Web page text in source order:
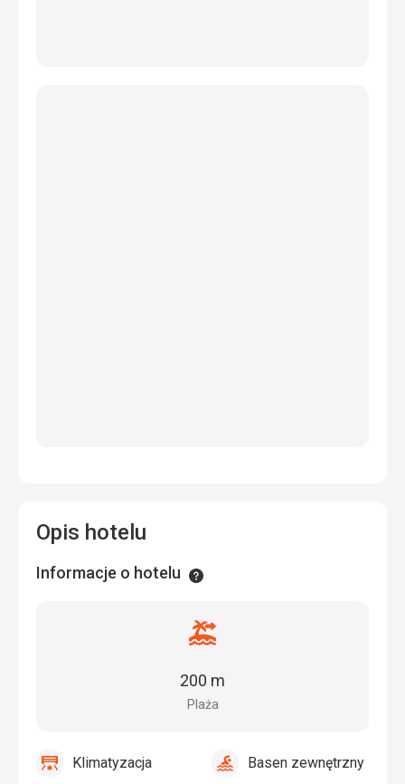
Opis hotelu
Informacje o hotelu Informacje
Odległość
plaży
Plaża
200 m
Klimatyzacja
Klimatyzacja
tak
BasenBasen zewnętrzny
tak